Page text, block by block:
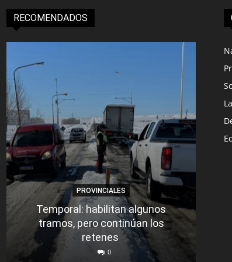
RECOMENDADOS
PROVINCIALES
Temporal: habilitan algunos
tramos, pero continúan los
retenes
0